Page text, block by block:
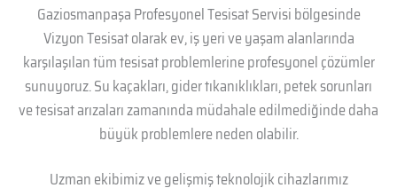
Gaziosmanpaşa Profesyonel Tesisat Servisi bölgesinde
Vizyon Tesisat olarak ev, iş yeri ve yaşam alanlarında
karşılaşılan tüm tesisat problemlerine profesyonel çözümler
sunuyoruz. Su kaçakları, gider tıkanıklıkları, petek sorunları
ve tesisat arızaları zamanında müdahale edilmediğinde daha
büyük problemlere neden olabilir.
Uzman ekibimiz ve gelişmiş teknolojik cihazlarımız